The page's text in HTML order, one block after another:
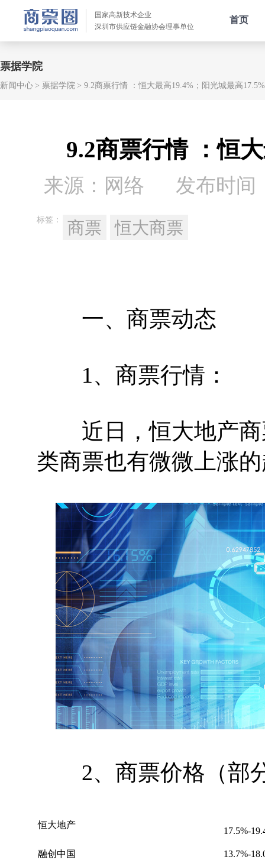
国家高新技术企业
深圳市供应链金融协会理事单位
首页
票据学院
新闻中心 票据学院 9.2商票行情 ：恒大最高19.4%；阳光城最高17.5%
9.2商票行情 ：恒
来源：网络 发布时间
标签： 商票 恒大商票
一、商票动态
1、商票行情：
近日，恒大地产商
类商票也有微微上涨
2、商票价格（部
恒大地产
17.5%-19.
融创中国 13.7%-1